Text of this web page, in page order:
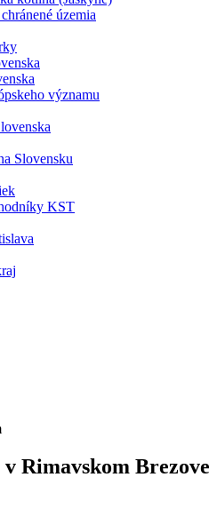
územia
významu
Slovensku
KST
Rimavskom Brezove